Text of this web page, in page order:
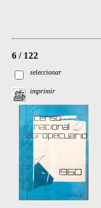
6 / 122
seleccionar
imprimir